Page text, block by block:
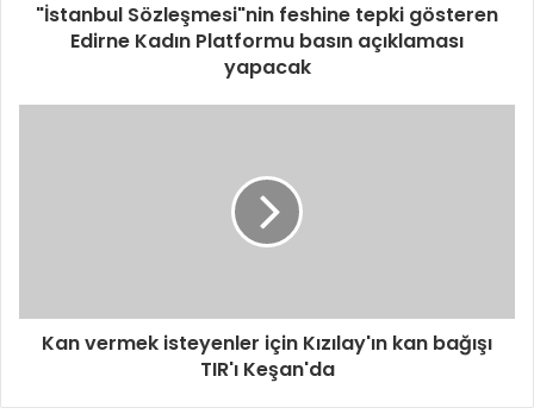
"İstanbul Sözleşmesi"nin feshine tepki gösteren
Edirne Kadın Platformu basın açıklaması
yapacak
Kan vermek isteyenler için Kızılay'ın kan bağışı
TIR'ı Keşan'da